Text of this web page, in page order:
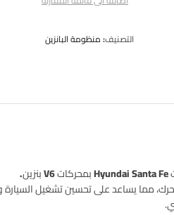
التصنيف:منظومة البانزين
مما يساعد على تحسين تشغيل